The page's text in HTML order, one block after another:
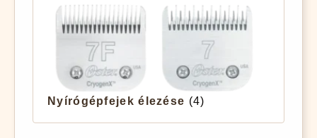
Nyírógépfejek élezése (4)